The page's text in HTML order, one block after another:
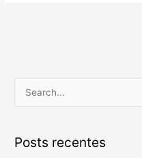
qPosts recentes